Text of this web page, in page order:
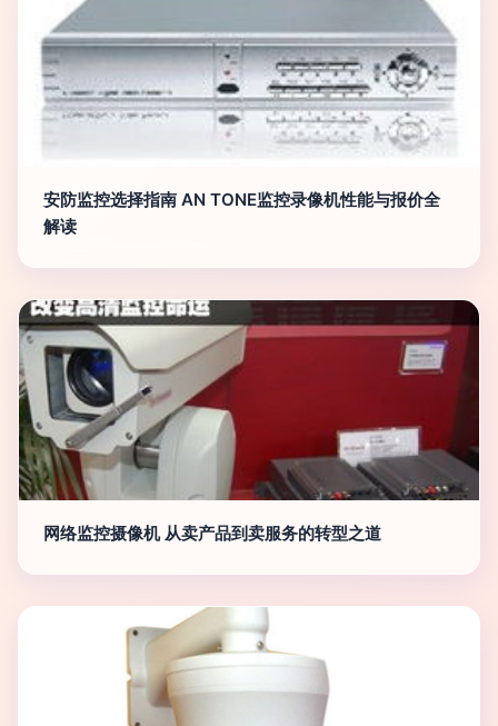
安防监控选择指南 AN TONE监控录像机性能与报价全
解读
网络监控摄像机 从卖产品到卖服务的转型之道